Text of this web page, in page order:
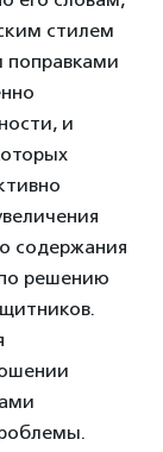
стилем
поправками
и
содержания
решению